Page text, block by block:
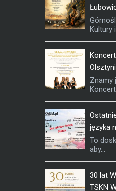
Kultury
Znamy
języka
To
aby...
30 lat
TSKN